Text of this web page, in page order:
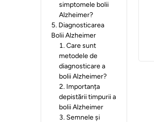
simptomele bolii
Alzheimer?
5. Diagnosticarea
Bolii Alzheimer
1.Care sunt
metodele de
diagnosticare a
bolii Alzheimer?
2. Importanța
depistării timpurii a
bolii Alzheimer
3. Semnele și